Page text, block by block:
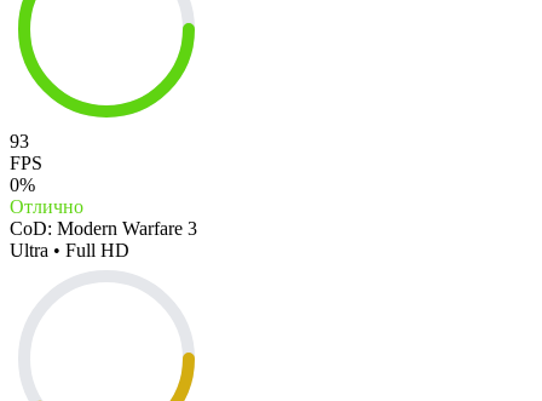
93
FPS
0%
Отлично
CoD: Modern Warfare 3
Ultra • Full HD